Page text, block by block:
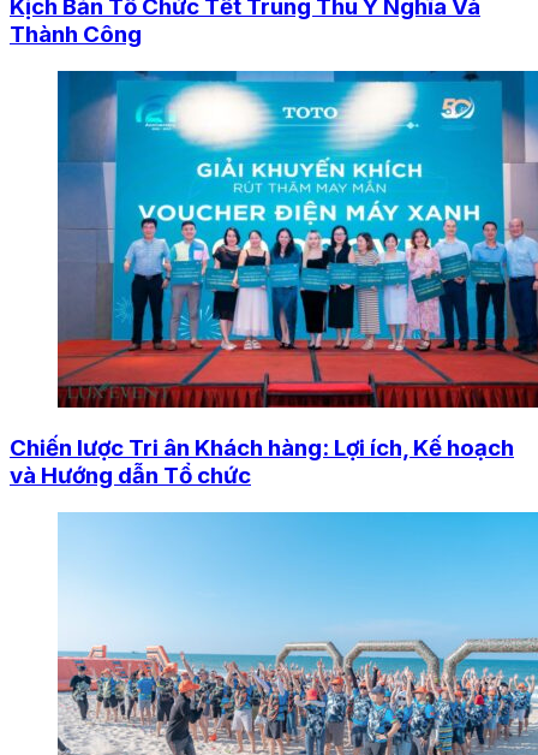
Kịch Bản Tổ Chức Tết Trung Thu Ý Nghĩa Và
Thành Công
Chiến lược Tri ân Khách hàng: Lợi ích, Kế hoạch
và Hướng dẫn Tổ chức